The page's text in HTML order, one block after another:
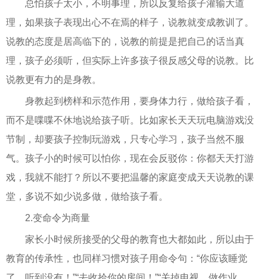
总怕孩子太小，不明事理，所以反复给孩子灌输大道
理，如果孩子表现出心不在焉的样子，说教就变成教训了。
说教的态度是居高临下的，说教的前提是把自己的话当真
理，孩子必须听，但实际上许多孩子很反感父母的说教。比
说教更有力的是身教。
身教起到榜样和示范作用，要身体力行，做给孩子看，
而不是喋喋不休地说给孩子听。比如家长天天玩电脑游戏没
节制，却要孩子控制玩游戏，只专心学习，孩子当然不服
气。孩子小的时候可以怕你，现在会反驳你：你都天天打游
戏，我就不能打？所以不要把温馨的家庭变成天天说教的课
堂，多说不如少说多做，做给孩子看。
2.变命令为商量
家长小时候所接受的父母的教育也大都如此，所以由于
教育的传承性，也同样习惯对孩子用命令句：“你应该睡觉